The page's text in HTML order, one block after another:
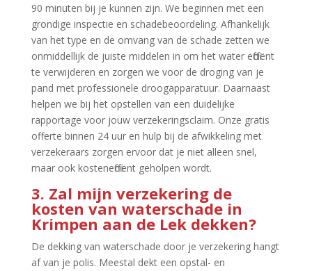
90 minuten bij je kunnen zijn.​ We beginnen met een
grondige inspectie en schadebeoordeling.​ Afhankelijk
van het type en de omvang van de schade zetten we
onmiddellijk de juiste middelen in om het water efficiënt
te verwijderen en zorgen we voor de droging van je
pand met professionele droogapparatuur.​ Daarnaast
helpen we bij het opstellen van een duidelijke
rapportage voor jouw verzekeringsclaim.​ Onze gratis
offerte binnen 24 uur en hulp bij de afwikkeling met
verzekeraars zorgen ervoor dat je niet alleen snel,
maar ook kostenefficiënt geholpen wordt.​
3.​ Zal mijn verzekering de
kosten van waterschade in
Krimpen aan de Lek dekken?
De dekking van waterschade door je verzekering hangt
af van je polis.​ Meestal dekt een opstal- en